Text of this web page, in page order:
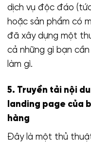
dịch vụ độc đáo
hoặc sản phẩm có
đã xây dựng một
cả những gì bạn
làm gì.
5. Truyền tải nội
landing page của
hàng
Đây là một thủ